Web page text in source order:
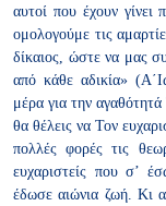
αυτοί που έχουν γίνει
ομολογούμε τις
δίκαιος, ώστε να μας
από κάθε αδικία»
μέρα για την
θα θέλεις να Τον
πολλές φορές τις
ευχαριστείς που σ’
έδωσε αιώνια ζωή. Κι